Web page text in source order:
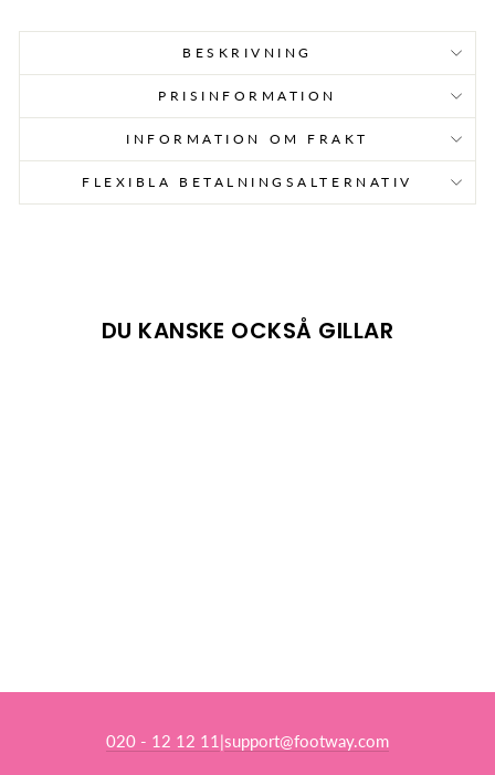
BESKRIVNING
PRISINFORMATION
INFORMATION OM FRAKT
FLEXIBLA BETALNINGSALTERNATIV
DU KANSKE OCKSÅ GILLAR
020 - 12 12 11 |support@footway.com